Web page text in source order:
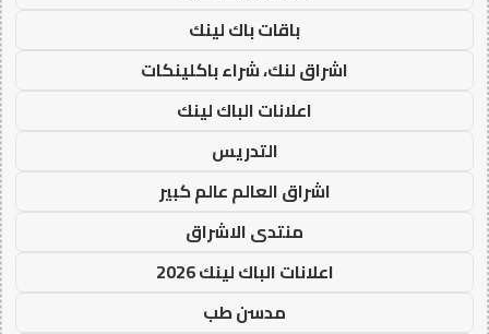
باقات باك لينك
اشراق لنك، شراء باكلينكات
اعلانات الباك لينك
التدريس
اشراق العالم عالم كبير
منتدى الاشراق
اعلانات الباك لينك 2026
مدسن طب